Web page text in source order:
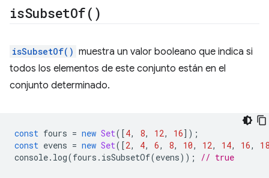
isSubsetOf( )
isSubsetOf() muestra un valor booleano que indica si
todos los elementos de este conjunto están en el
conjunto determinado.
const fours = new Set([4, 8, 12, 16]);
const evens = new Set([2, 4, 6, 8, 10, 12, 14, 16,
18
console. log(fours . isSubsetOf(evens)); // true